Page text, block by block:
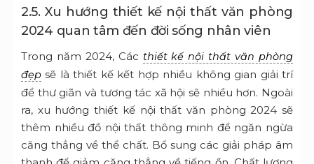
2.5. Xu hướng thiết kế nội thất văn phòng
2024 quan tâm đến đời sống nhân viên
Trong năm 2024, Các thiết kế nội thất văn phòng
đẹp sẽ là thiết kế kết hợp nhiều không gian giải trí
để thư giãn và tương tác xã hội sẽ nhiều hơn. Ngoài
ra, xu hướng thiết kế nội thất văn phòng 2024 sẽ
thêm nhiều đồ nội thất thông minh để ngăn ngừa
căng thẳng về thể chất. Bổ sung các giải pháp âm